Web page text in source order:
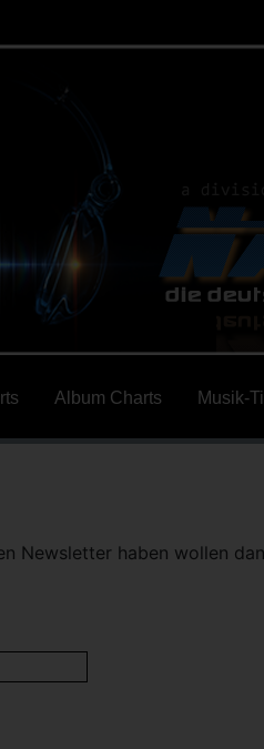
Album Charts Musik-
Newsletter haben wollen